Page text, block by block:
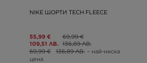
NIKE ШОРТИ TECH FLEECE
55,99 €
109,51 ЛВ.
69,99 €
136,89 ЛВ.
69,99 €
136,89 ЛВ. – най-ниска
цена